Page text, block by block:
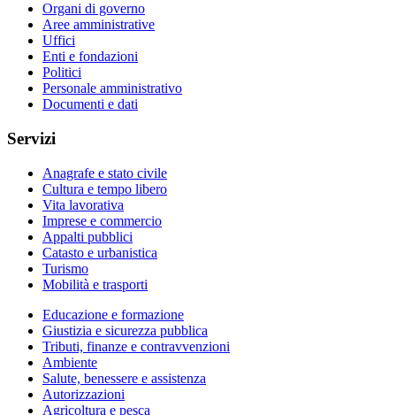
Organi di governo
Aree amministrative
Uffici
Enti e fondazioni
Politici
Personale amministrativo
Documenti e dati
Servizi
Anagrafe e stato civile
Cultura e tempo libero
Vita lavorativa
Imprese e commercio
Appalti pubblici
Catasto e urbanistica
Turismo
Mobilità e trasporti
Educazione e formazione
Giustizia e sicurezza pubblica
Tributi, finanze e contravvenzioni
Ambiente
Salute, benessere e assistenza
Autorizzazioni
Agricoltura e pesca